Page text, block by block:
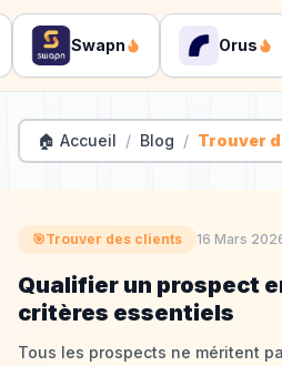
Swapn Orus
🏠 Accueil / Blog / Trouver
🎯Trouver des clients 16 Mars
Qualifier un prospect
critères essentiels
Tous les prospects ne méritent